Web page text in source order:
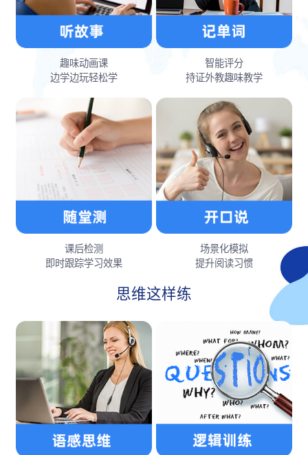
趣味动画课
边学边玩轻松学
智能评分
持证外教趣味教学
课后检测
即时跟踪学习效果
场景化模拟
提升阅读习惯
思维这样练